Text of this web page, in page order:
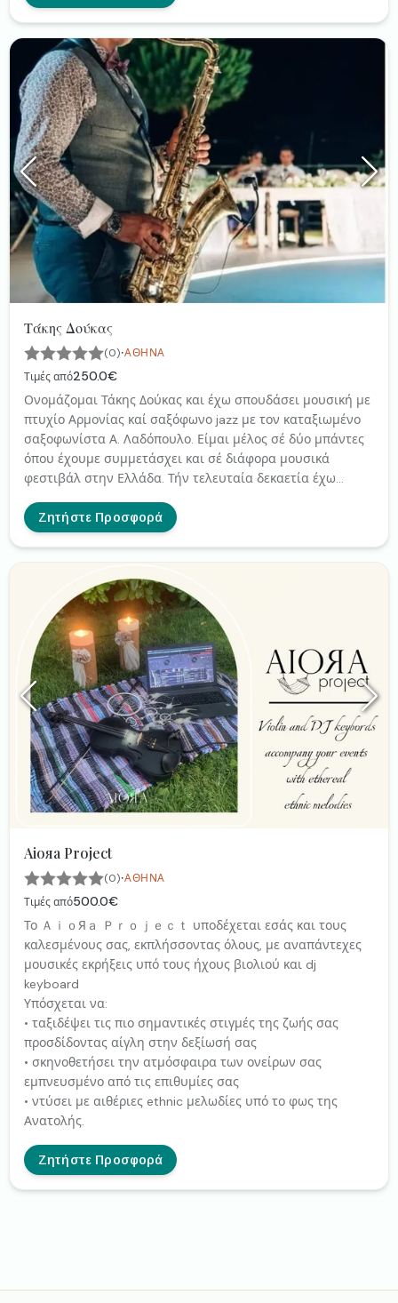
Τάκης Δούκας
(0)·ΑΘΉΝΑ
Τιμές από250.0€
Ονομάζομαι Τάκης Δούκας και έχω σπουδάσει μουσική με
πτυχίο Αρμονίας καί σαξόφωνο jazz με τον καταξιωμένο
σαξοφωνίστα Α. Λαδόπουλο. Είμαι μέλος σέ δύο μπάντες
όπου έχουμε συμμετάσχει και σέ διάφορα μουσικά
φεστιβάλ στην Ελλάδα. Τήν τελευταία δεκαετία έχω
Ζητήστε Προσφορά
Aioяa Project
(0)·ΑΘΉΝΑ
Τιμές από500.0€
Το ＡｉｏЯａ Ｐｒｏｊｅｃｔ υποδέχεται εσάς και τους
καλεσμένους σας, εκπλήσσοντας όλους, με αναπάντεχες
μουσικές εκρήξεις υπό τους ήχους βιολιού και dj
keyboard
Υπόσχεται να:
• ταξιδέψει τις πιο σημαντικές στιγμές της ζωής σας
προσδίδοντας αίγλη στην δεξίωσή σας
• σκηνοθετήσει την ατμόσφαιρα των ονείρων σας
εμπνευσμένο από τις επιθυμίες σας
• ντύσει με αιθέριες ethnic μελωδίες υπό το φως της
Ανατολής.
Ζητήστε Προσφορά